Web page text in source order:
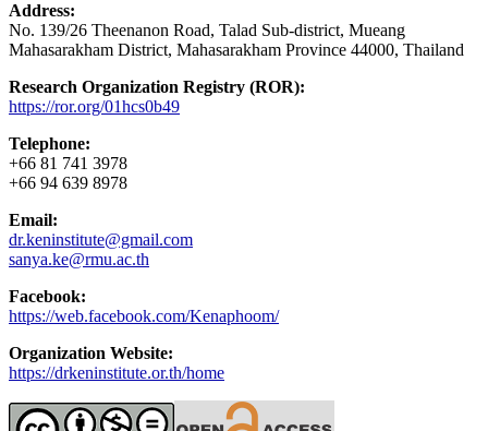
Address:
No. 139/26 Theenanon Road, Talad Sub-district, Mueang
Mahasarakham District, Mahasarakham Province 44000, Thailand
Research Organization Registry (ROR):
https://ror.org/01hcs0b49
Telephone:
+66 81 741 3978
+66 94 639 8978
Email:
dr.keninstitute@gmail.com
sanya.ke@rmu.ac.th
Facebook:
https://web.facebook.com/Kenaphoom/
Organization Website:
https://drkeninstitute.or.th/home